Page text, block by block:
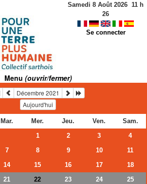
Samedi 8 Août 2026 11 h
26
Se connecter
Menu (ouvrir/fermer)
Décembre 2021
Aujourd'hui
Mar. Mer. Jeu. Ven.
Sam.
1 2 3
4
7 8 9 10
11
14 15 16 17
18
21 22 23 24
25